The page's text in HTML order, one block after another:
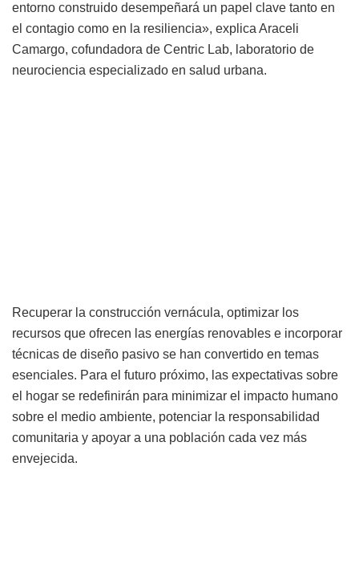
entorno construido desempeñará un papel clave tanto en
el contagio como en la resiliencia», explica Araceli
Camargo, cofundadora de Centric Lab, laboratorio de
neurociencia especializado en salud urbana.
Recuperar la construcción vernácula, optimizar los
recursos que ofrecen las energías renovables e incorporar
técnicas de diseño pasivo se han convertido en temas
esenciales. Para el futuro próximo, las expectativas sobre
el hogar se redefinirán para minimizar el impacto humano
sobre el medio ambiente, potenciar la responsabilidad
comunitaria y apoyar a una población cada vez más
envejecida.